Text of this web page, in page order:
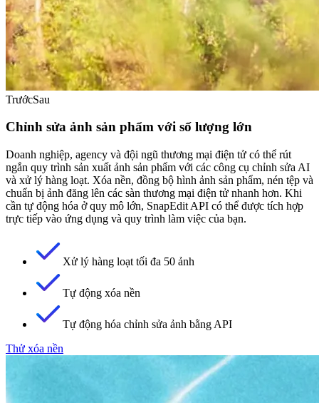
TrướcSau
Chỉnh sửa ảnh sản phẩm với số lượng lớn
Doanh nghiệp, agency và đội ngũ thương mại điện tử có thể rút
ngắn quy trình sản xuất ảnh sản phẩm với các công cụ chỉnh sửa AI
và xử lý hàng loạt. Xóa nền, đồng bộ hình ảnh sản phẩm, nén tệp và
chuẩn bị ảnh đăng lên các sàn thương mại điện tử nhanh hơn. Khi
cần tự động hóa ở quy mô lớn, SnapEdit API có thể được tích hợp
trực tiếp vào ứng dụng và quy trình làm việc của bạn.
Xử lý hàng loạt tối đa 50 ảnh
Tự động xóa nền
Tự động hóa chỉnh sửa ảnh bằng API
Thử xóa nền